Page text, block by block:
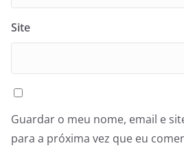
Site
Guardar o meu nome, email e
para a próxima vez que eu